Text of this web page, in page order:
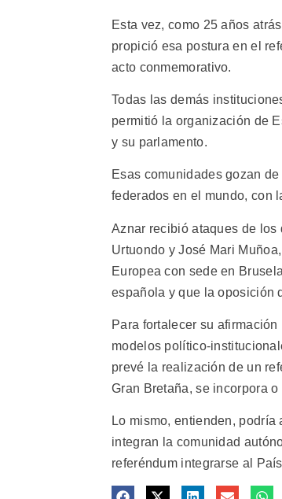
Esta vez, como 25 años
propició esa postura en el
acto conmemorativo.
Todas las demás
permitió la organización de
y su parlamento.
Esas comunidades gozan
federados en el mundo, con
Aznar recibió ataques de
Urtuondo y José Mari
Europea con sede en
española y que la oposición
Para fortalecer su
modelos político-
prevé la realización de un
Gran Bretaña, se incorpora o
Lo mismo, entienden,
integran la comunidad
referéndum integrarse al